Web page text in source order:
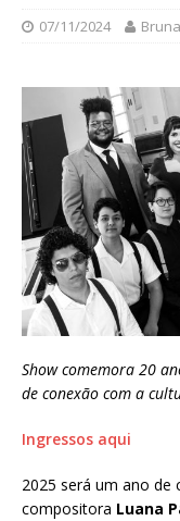
07/11/2024
Show comemora 20
de conexão com a
Ingressos aqui
2025 será um ano de
compositora Luana